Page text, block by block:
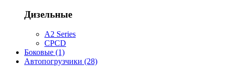
Дизельные
A2 Series
CPCD
Боковые (1)
Автопогрузчики (28)